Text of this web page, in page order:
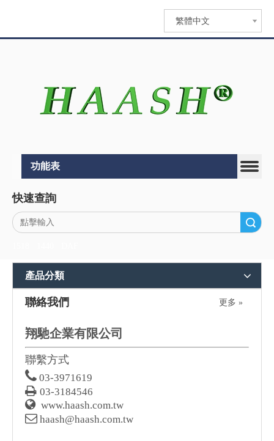
繁體中文
功能表
快速查詢
產品分類
聯絡我們 更多 »
翔馳企業有限公司
聯繫方式
 03-3971619
 03-3184546
 www.haash.com.tw
 haash@haash.com.tw